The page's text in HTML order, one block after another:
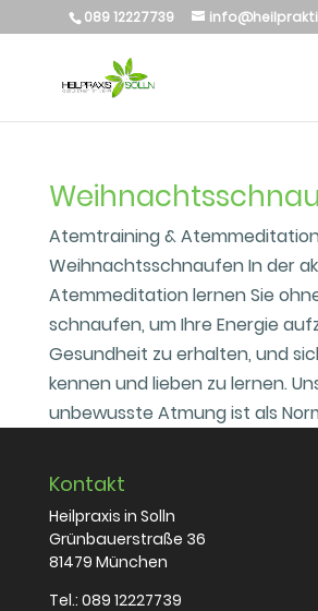
089 12227739
Atemtraining &
Weihnachtsschnaufen In der
Atemmeditation lernen Sie
schnaufen, um Ihre Energie
Gesundheit zu erhalten, und
kennen und lieben zu lernen.
unbewusste Atmung ist als
Kontakt
Heilpraxis in Solln
Grünbauerstraße 36
81479 München
Tel.: 089 12227739